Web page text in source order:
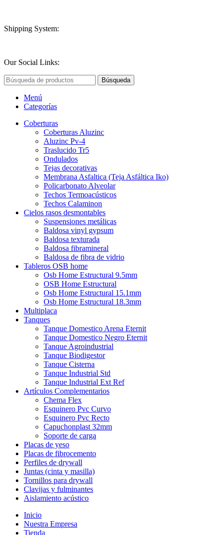
Shipping System:
Our Social Links:
Búsqueda
Menú
Categorías
Coberturas
Coberturas Aluzinc
Aluzinc Pv-4
Traslucido Tr5
Ondulados
Tejas decorativas
Membrana Asfaltica (Teja Asfáltica Iko)
Policarbonato Alveolar
Techos Termoacústicos
Techos Calaminon
Cielos rasos desmontables
Suspensiones metálicas
Baldosa vinyl gypsum
Baldosa texturada
Baldosa fibramineral
Baldosa de fibra de vidrio
Tableros OSB home
Osb Home Estructural 9.5mm
OSB Home Estructural
Osb Home Estructural 15.1mm
Osb Home Estructural 18.3mm
Multiplaca
Tanques
Tanque Domestico Arena Eternit
Tanque Domestico Negro Eternit
Tanque Agroindustrial
Tanque Biodigestor
Tanque Cisterna
Tanque Industrial Std
Tanque Industrial Ext Ref
Artículos Complementarios
Chema Flex
Esquinero Pvc Curvo
Esquinero Pvc Recto
Capuchonplast 32mm
Soporte de carga
Placas de yeso
Placas de fibrocemento
Perfiles de drywall
Juntas (cinta y masilla)
Tornillos para drywall
Clavijas y fulminantes
Aislamiento acústico
Inicio
Nuestra Empresa
Tienda